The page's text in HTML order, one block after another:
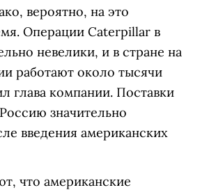
вероятно, на это
Операции Caterpillar в
невелики, и в стране на
работают около тысячи
глава компании. Поставки
значительно
введения американских
что американские